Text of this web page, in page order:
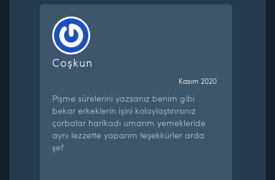
Coşkun
Kasım 2020
Pişme sürelerini yazsanız benim gibi
bekar erkeklerin işini kolaylaştırırsınız
çorbalar harikadı umarım yemekleride
aynı lezzette yaparım teşekkürler arda
şef